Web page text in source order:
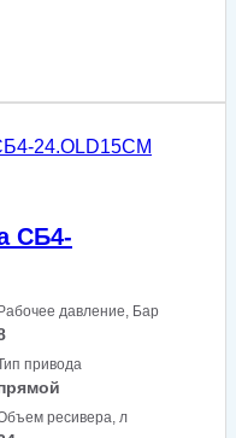
СБ4-
давление, Бар
привода
ресивера, л